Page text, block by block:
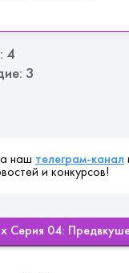
4
3
наш телеграм-канал
и конкурсов!
Серия 04: